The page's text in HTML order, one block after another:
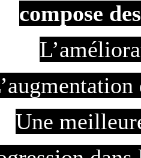
compose
Une